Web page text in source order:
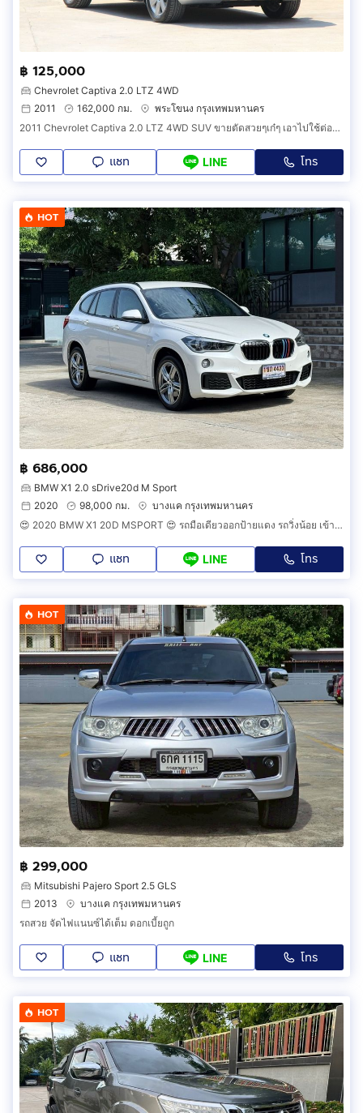
฿ 125,000
Chevrolet Captiva 2.0 LTZ 4WD
2011
162,000 กม.
พระโขนง กรุงเทพมหานคร
2011 Chevrolet Captiva 2.0 LTZ 4WD SUV ขายตัดสวยๆเก๋ๆ เอาไปใช้ต่อคุ้มๆ รถสภาพดีพร้อมใช้
แชท LINE โทร
HOT
฿ 686,000
BMW X1 2.0 sDrive20d M Sport
2020
98,000 กม.
บางแค กรุงเทพมหานคร
😍 2020 BMW X1 20D MSPORT 😍 รถมือเดียวออกป้ายแดง รถวิ่งน้อย เข้าศูนย์ทุกระยะ รถไม่เคยมีอุบัติเหตุครับ
แชท LINE โทร
HOT
฿ 299,000
Mitsubishi Pajero Sport 2.5 GLS
2013
บางแค กรุงเทพมหานคร
รถสวย จัดไฟแนนซ์ได้เต็ม ดอกเบี้ยถูก
แชท LINE โทร
HOT